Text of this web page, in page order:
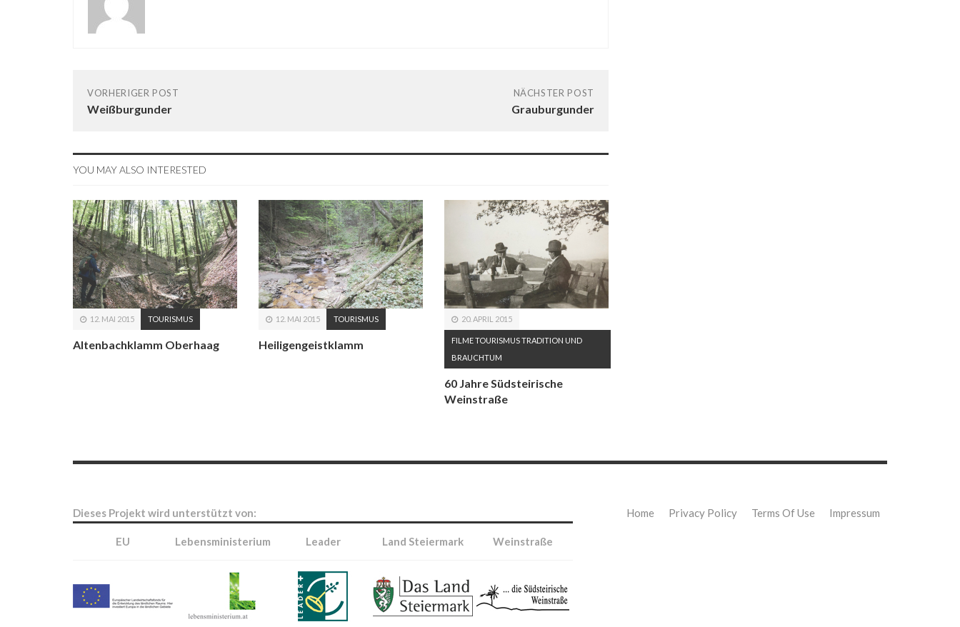
VORHERIGER POST
Weißburgunder
NÄCHSTER POST
Grauburgunder
YOU MAY ALSO INTERESTED
12. MAI 2015 TOURISMUS
Altenbachklamm Oberhaag
12. MAI 2015 TOURISMUS
Heiligengeistklamm
20. APRIL 2015
FILMETOURISMUSTRADITION UND
BRAUCHTUM
60 Jahre Südsteirische
Weinstraße
Dieses Projekt wird unterstützt von:
EU Lebensministerium Leader Land Steiermark Weinstraße
Home Privacy Policy Terms Of Use Impressum